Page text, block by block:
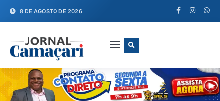
8 DE AGOSTO DE 2026